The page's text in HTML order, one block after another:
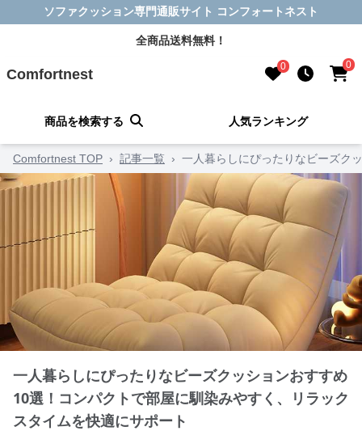
ソファクッション専門通販サイト コンフォートネスト
全商品送料無料！
Comfortnest 0 0
商品を検索する 人気ランキング
Comfortnest TOP › 記事一覧 › 一人暮らしにぴったりなビーズク
一人暮らしにぴったりなビーズクッションおすすめ
10選！コンパクトで部屋に馴染みやすく、リラック
スタイムを快適にサポート